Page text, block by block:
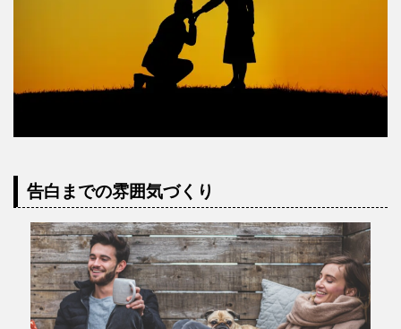
告白までの雰囲気づくり